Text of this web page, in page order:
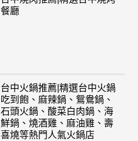
餐廳
台中火鍋推薦|精選台中火鍋
吃到飽、麻辣鍋、鴛鴦鍋、
石頭火鍋、酸菜白肉鍋、海
鮮鍋、燒酒雞、麻油雞、壽
喜燒等熱門人氣火鍋店